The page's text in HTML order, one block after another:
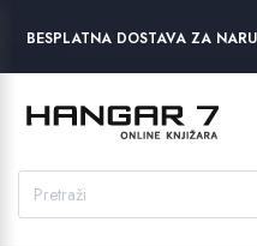
BESPLATNA DOSTAVA ZA